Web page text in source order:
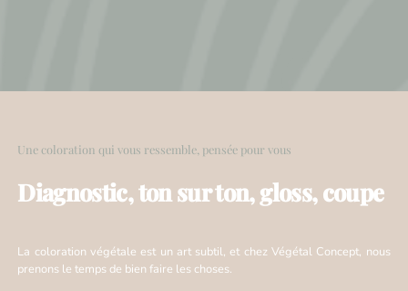
Une coloration qui vous ressemble, pensée pour vous
Diagnostic, ton sur ton, gloss, coupe
La coloration végétale est un art subtil, et chez Végétal Concept, nous
prenons le temps de bien faire les choses.